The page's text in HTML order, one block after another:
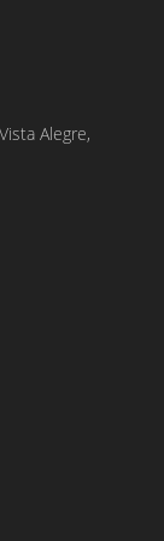
Alegre,